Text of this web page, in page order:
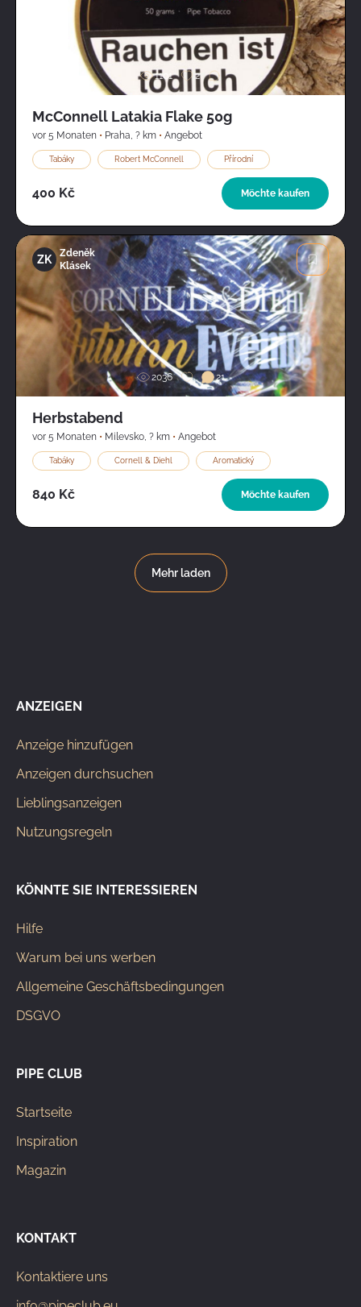
1101 2
McConnell Latakia Flake 50g
vor 5 Monaten • Praha, ? km • Angebot
Tabáky Robert McConnell Přírodní
400 Kč Möchte kaufen
Bild
ZK
Zdeněk
Klásek
2036 21
Herbstabend
vor 5 Monaten • Milevsko, ? km • Angebot
Tabáky Cornell & Diehl Aromatický
840 Kč Möchte kaufen
Mehr laden
ANZEIGEN
Anzeige hinzufügen
Anzeigen durchsuchen
Lieblingsanzeigen
Nutzungsregeln
KÖNNTE SIE INTERESSIEREN
Hilfe
Warum bei uns werben
Allgemeine Geschäftsbedingungen
DSGVO
PIPE CLUB
Startseite
Inspiration
Magazin
KONTAKT
Kontaktiere uns